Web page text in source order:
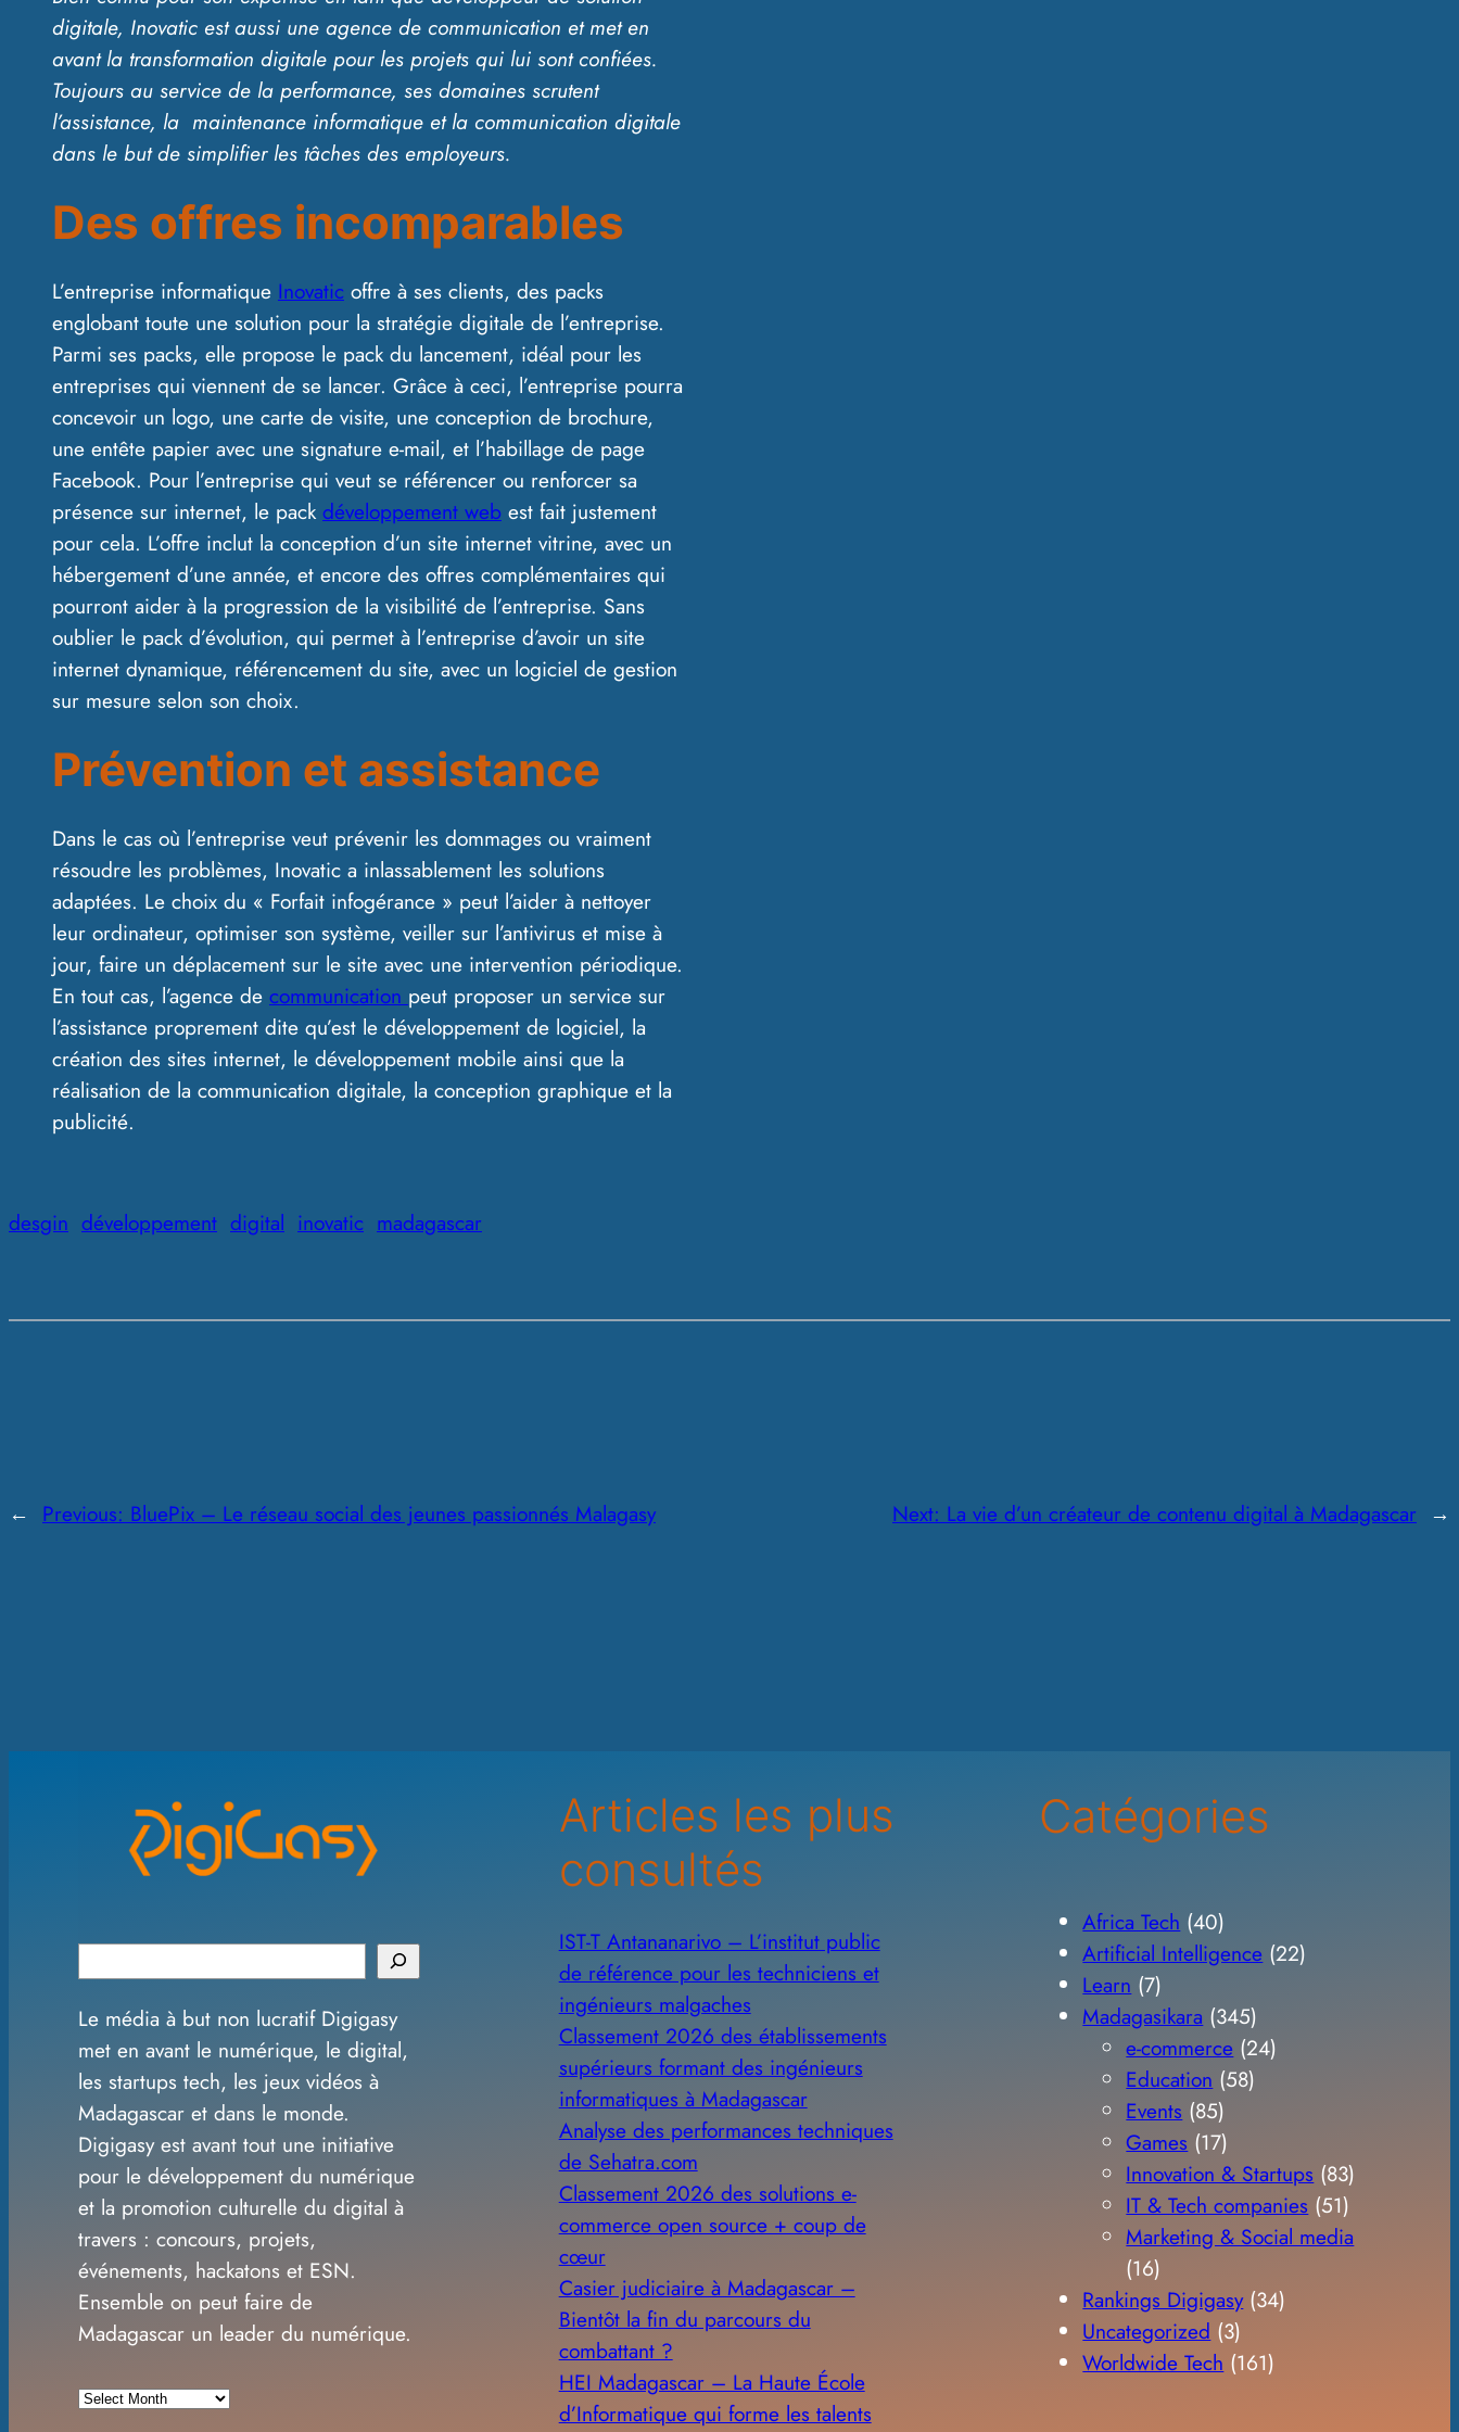
digitale, Inovatic est aussi une agence de communication et met en
avant la transformation digitale pour les projets qui lui sont confiées.
Toujours au service de la performance, ses domaines scrutent
l’assistance, la maintenance informatique et la communication digitale
dans le but de simplifier les tâches des employeurs.
Des offres incomparables
L’entreprise informatique Inovatic offre à ses clients, des packs
englobant toute une solution pour la stratégie digitale de l’entreprise.
Parmi ses packs, elle propose le pack du lancement, idéal pour les
entreprises qui viennent de se lancer. Grâce à ceci, l’entreprise pourra
concevoir un logo, une carte de visite, une conception de brochure,
une entête papier avec une signature e-mail, et l’habillage de page
Facebook. Pour l’entreprise qui veut se référencer ou renforcer sa
présence sur internet, le packdéveloppement web est fait justement
pour cela. L’offre inclut la conception d’un site internet vitrine, avec un
hébergement d’une année, et encore des offres complémentaires qui
pourront aider à la progression de la visibilité de l’entreprise. Sans
oublier le pack d’évolution, qui permet à l’entreprise d’avoir un site
internet dynamique, référencement du site, avec un logiciel de gestion
sur mesure selon son choix.
Prévention et assistance
Dans le cas où l’entreprise veut prévenir les dommages ou vraiment
résoudre les problèmes, Inovatic a inlassablement les solutions
adaptées. Le choix du « Forfait infogérance » peut l’aider à nettoyer
leur ordinateur, optimiser son système, veiller sur l’antivirus et mise à
jour, faire un déplacement sur le site avec une intervention périodique.
En tout cas, l’agence de communication peut proposer un service sur
l’assistance proprement dite qu’est le développement de logiciel, la
création des sites internet, le développement mobile ainsi que la
réalisation de la communication digitale, la conception graphique et la
publicité.
desgin développement digital inovatic madagascar
← Previous: BluePix – Le réseau social des jeunes passionnés Malagasy Next: La vie d’un créateur de contenu digital à Madagascar →
e
a
r
c
h
Le média à but non lucratif Digigasy
met en avant le numérique, le digital,
les startups tech, les jeux vidéos à
Madagascar et dans le monde.
Digigasy est avant tout une initiative
pour le développement du numérique
et la promotion culturelle du digital à
travers : concours, projets,
événements, hackatons et ESN.
Ensemble on peut faire de
Madagascar un leader du numérique.
A
Articles les plus
consultés
IST-T Antananarivo – L’institut public
de référence pour les techniciens et
ingénieurs malgaches
Classement 2026 des établissements
supérieurs formant des ingénieurs
informatiques à Madagascar
Analyse des performances techniques
de Sehatra.com
Classement 2026 des solutions e-
commerce open source + coup de
cœur
Casier judiciaire à Madagascar –
Bientôt la fin du parcours du
combattant ?
HEI Madagascar – La Haute École
d’Informatique qui forme les talents
Catégories
Africa Tech (40)
Artificial Intelligence (22)
Learn (7)
Madagasikara (345)
e-commerce (24)
Education (58)
Events (85)
Games (17)
Innovation & Startups (83)
IT & Tech companies (51)
Marketing & Social media
(16)
Rankings Digigasy(34)
Uncategorized (3)
Worldwide Tech (161)